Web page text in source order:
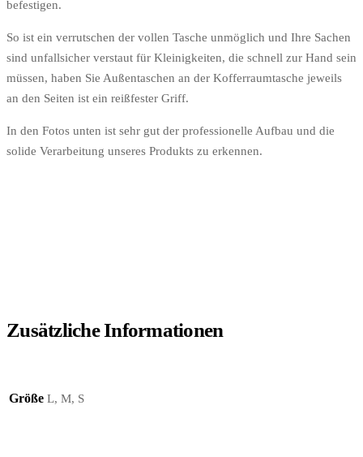
befestigen.
So ist ein verrutschen der vollen Tasche unmöglich und Ihre Sachen
sind unfallsicher verstaut für Kleinigkeiten, die schnell zur Hand sein
müssen, haben Sie Außentaschen an der Kofferraumtasche jeweils
an den Seiten ist ein reißfester Griff.
In den Fotos unten ist sehr gut der professionelle Aufbau und die
solide Verarbeitung unseres Produkts zu erkennen.
Zusätzliche Informationen
Größe L, M, S